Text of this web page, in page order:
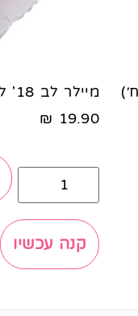
מיילר לב 18' לבן (10יח׳)
19.90
₪
קנה עכשיו